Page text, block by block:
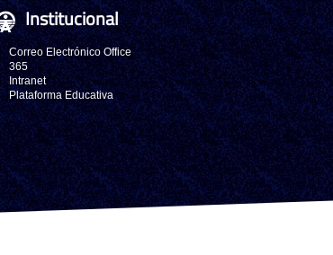
Institucional
Correo Electrónico Office
365
Intranet
Plataforma Educativa